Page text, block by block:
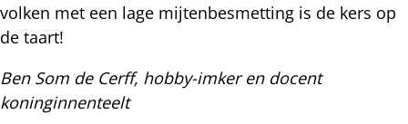
volken met een lage mijtenbesmetting is de kers op
de taart!
Ben Som de Cerff, hobby-imker en docent
koninginnenteelt